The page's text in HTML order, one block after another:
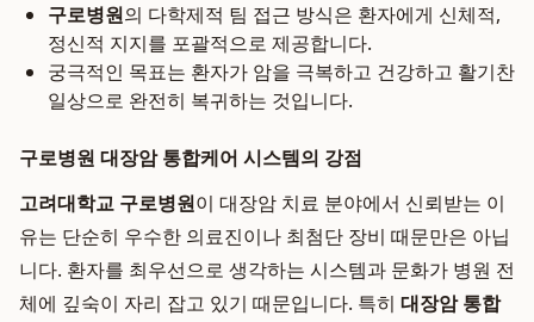
구로병원의 다학제적 팀 접근 방식은 환자에게 신체적,
정신적 지지를 포괄적으로 제공합니다.
궁극적인 목표는 환자가 암을 극복하고 건강하고 활기찬
일상으로 완전히 복귀하는 것입니다.
구로병원 대장암 통합케어 시스템의 강점
고려대학교 구로병원이 대장암 치료 분야에서 신뢰받는 이
유는 단순히 우수한 의료진이나 최첨단 장비 때문만은 아닙
니다. 환자를 최우선으로 생각하는 시스템과 문화가 병원 전
체에 깊숙이 자리 잡고 있기 때문입니다. 특히 대장암 통합